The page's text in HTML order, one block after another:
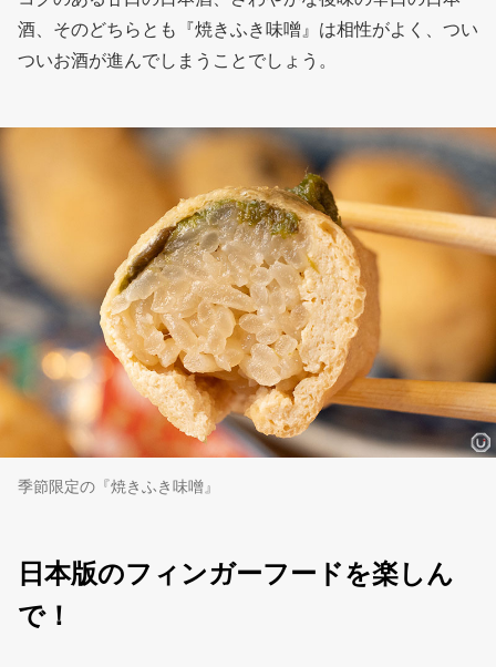
酒、そのどちらとも『焼きふき味噌』は相性がよく、つい
ついお酒が進んでしまうことでしょう。
季節限定の『焼きふき味噌』
日本版のフィンガーフードを楽しん
で！